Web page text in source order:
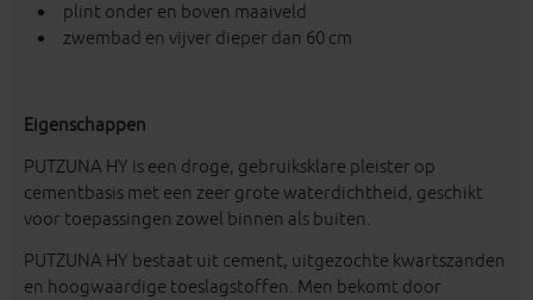
plint onder en boven maaiveld
zwembad en vijver dieper dan 60 cm
Eigenschappen
PUTZUNA HY is een droge, gebruiksklare pleister op
cementbasis met een zeer grote waterdichtheid, geschikt
voor toepassingen zowel binnen als buiten.
PUTZUNA HY bestaat uit cement, uitgezochte kwartszanden
en hoogwaardige toeslagstoffen. Men bekomt door